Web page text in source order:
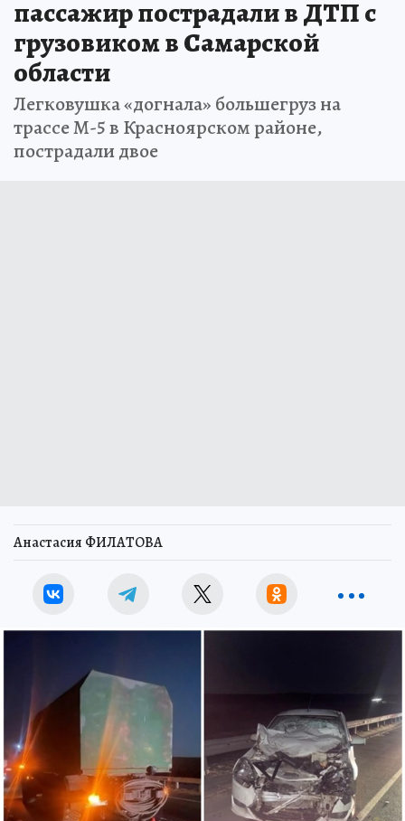
пассажир пострадали в ДТП с
грузовиком в Самарской
области
Легковушка «догнала» большегруз на
трассе М-5 в Красноярском районе,
пострадали двое
Анастасия ФИЛАТОВА